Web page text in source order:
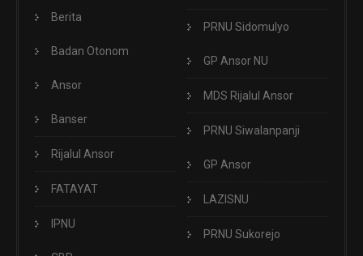
Berita
Badan Otonom
Ansor
Banser
Rijalul Ansor
FATAYAT
IPNU
PRNU Sidomulyo
GP Ansor NU
MDS Rijalul Ansor
PRNU Siwalanpanji
GP Ansor
LAZISNU
PRNU Sukorejo